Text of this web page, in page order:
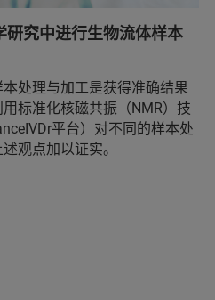
究中进行生物流体样本
处理与加工是获得准确结果
标准化核磁共振（NMR）技
平台）对不同的样本处
观点加以证实。